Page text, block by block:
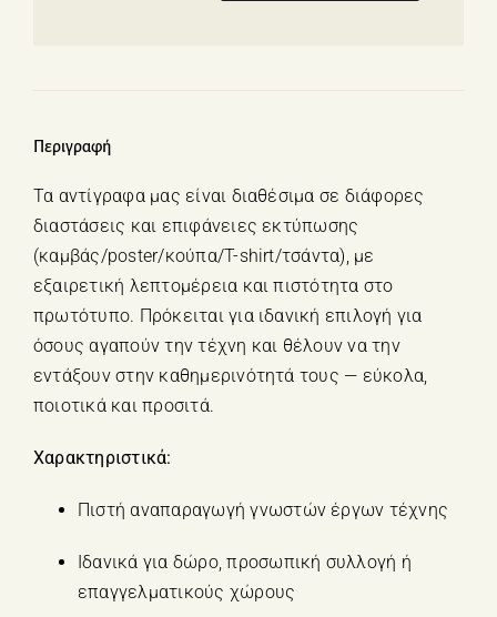
Μπουζούκα
ποσότητα
Περιγραφή
Τα αντίγραφα μας είναι διαθέσιμα σε διάφορες
διαστάσεις και επιφάνειες εκτύπωσης
(καμβάς/poster/κούπα/T-shirt/τσάντα), με
εξαιρετική λεπτομέρεια και πιστότητα στο
πρωτότυπο. Πρόκειται για ιδανική επιλογή για
όσους αγαπούν την τέχνη και θέλουν να την
εντάξουν στην καθημερινότητά τους — εύκολα,
ποιοτικά και προσιτά.
Χαρακτηριστικά:
Πιστή αναπαραγωγή γνωστών έργων τέχνης
Ιδανικά για δώρο, προσωπική συλλογή ή
επαγγελματικούς χώρους